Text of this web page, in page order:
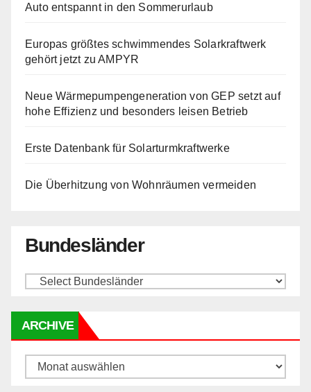
Auto entspannt in den Sommerurlaub
Europas größtes schwimmendes Solarkraftwerk
gehört jetzt zu AMPYR
Neue Wärmepumpengeneration von GEP setzt auf
hohe Effizienz und besonders leisen Betrieb
Erste Datenbank für Solarturmkraftwerke
Die Überhitzung von Wohnräumen vermeiden
Bundesländer
ARCHIVE
Archive